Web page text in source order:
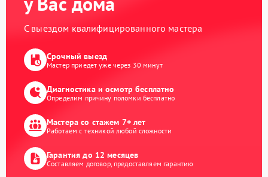
С выездом квалифицированного мастера
Срочный выезд
Мастер приедет уже через 30 минут
Диагностика и осмотр бесплатно
Определим причину поломки бесплатно
Мастера со стажем 7+ лет
Работаем с техникой любой сложности
Гарантия до 12 месяцев
Составляем договор, предоставляем гарантию